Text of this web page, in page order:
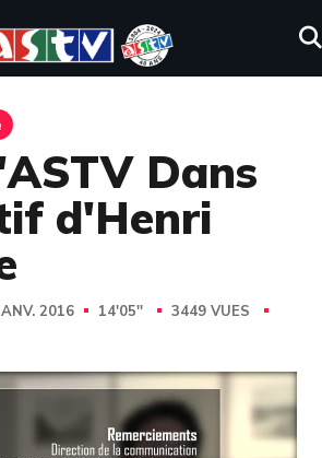
Dans
d'Henri
2016 14'05''
3449 VUES